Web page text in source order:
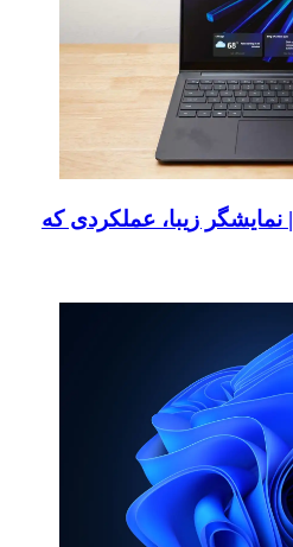
بررسی لپ‌تاپ Dell 16S | نمایشگر زیبا، عملکردی که